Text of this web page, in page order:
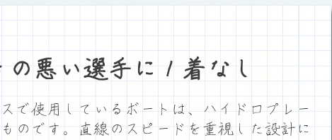
の悪い選手に１着なし
で使用しているボートは、ハイドロプレー
のです。直線のスピードを重視した設計に